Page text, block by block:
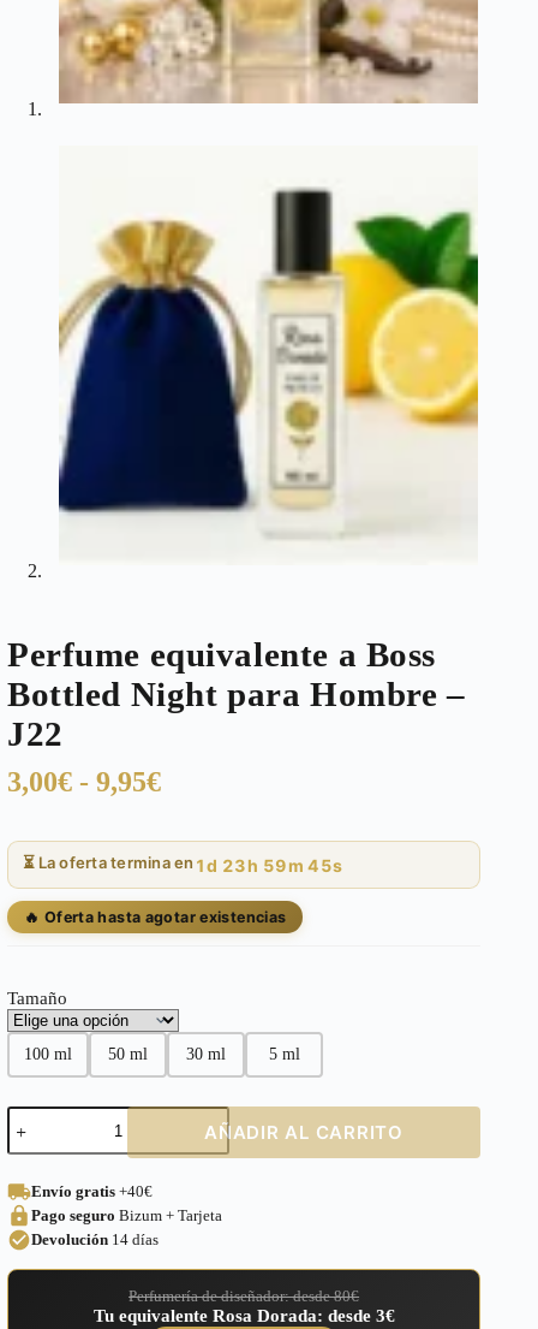
Perfume equivalente a Boss
Bottled Night para Hombre –
J22
3,00€ - 9,95€Rango
precios:
desde
3,00€
hasta
⏳ La oferta termina en 1d 23h 59m 44s
🔥 Oferta hasta agotar existencias
Tamaño
100 ml 50 ml 30 ml 5 ml
Perfume
equivalente
a
Bottled
Night
para
–
AÑADIR AL CARRITO
Envío gratis +40€
Pago seguro Bizum + Tarjeta
Devolución 14 días
Perfumería de diseñador: desde 80€
Tu equivalente Rosa Dorada: desde 3€